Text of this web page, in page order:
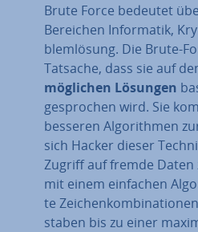
Brute Force bedeutet
Bereichen In­for­ma­tik,
blem­lö­sung. Die Brute-
Tatsache, dass sie auf
möglichen Lösungen
ge­spro­chen wird. Sie
besseren Al­go­rith­men
sich Hacker dieser
Zugriff auf fremde Daten
mit einem einfachen
te
sta­ben bis zu einer